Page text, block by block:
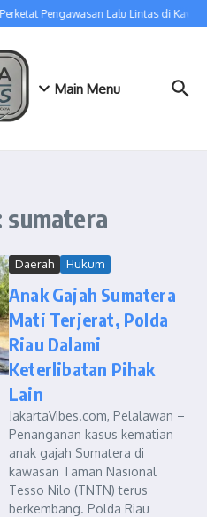
Pengawasan Lalu Lintas di
Main Menu
sumatera
Daerah Hukum
Anak Gajah Sumatera
Mati Terjerat, Polda
Riau Dalami
Keterlibatan Pihak
Lain
JakartaVibes.com, Pelalawan –
Penanganan kasus kematian
anak gajah Sumatera di
kawasan Taman Nasional
Tesso Nilo (TNTN) terus
berkembang. Polda Riau